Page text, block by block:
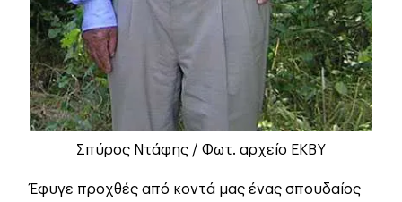
Σπύρος Ντάφης / Φωτ. αρχείο ΕΚΒΥ
Έφυγε προχθές από κοντά μας ένας σπουδαίος